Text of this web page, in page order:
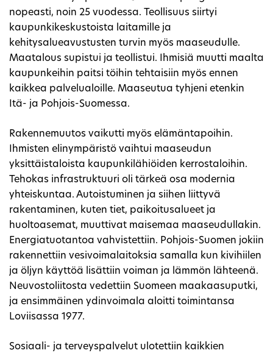
nopeasti, noin 25 vuodessa. Teollisuus siirtyi
kaupunkikeskustoista laitamille ja
kehitysalueavustusten turvin myös maaseudulle.
Maatalous supistui ja teollistui. Ihmisiä muutti maalta
kaupunkeihin paitsi töihin tehtaisiin myös ennen
kaikkea palvelualoille. Maaseutua tyhjeni etenkin
Itä- ja Pohjois-Suomessa.
Rakennemuutos vaikutti myös elämäntapoihin.
Ihmisten elinympäristö vaihtui maaseudun
yksittäistaloista kaupunkilähiöiden kerrostaloihin.
Tehokas infrastruktuuri oli tärkeä osa modernia
yhteiskuntaa. Autoistuminen ja siihen liittyvä
rakentaminen, kuten tiet, paikoitusalueet ja
huoltoasemat, muuttivat maisemaa maaseudullakin.
Energiatuotantoa vahvistettiin. Pohjois-Suomen jokiin
rakennettiin vesivoimalaitoksia samalla kun kivihiilen
ja öljyn käyttöä lisättiin voiman ja lämmön lähteenä.
Neuvostoliitosta vedettiin Suomeen maakaasuputki,
ja ensimmäinen ydinvoimala aloitti toimintansa
Loviisassa 1977.
Sosiaali- ja terveyspalvelut ulotettiin kaikkien